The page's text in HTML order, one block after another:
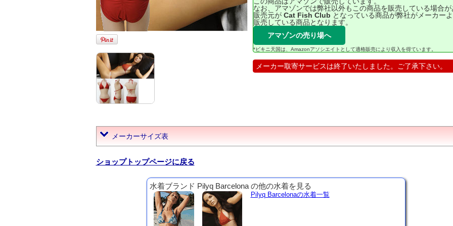
なお、アマゾンでは弊社以外もこの商品を販売している場合が
販売元が Cat Fish Club となっている商品が弊社がメーカー
販売している商品となります。
アマゾンの売り場へ
*ビキニ天国は、Amazonアソシエイトとして適格販売により収入を得ています。
メーカー取寄サービスは終了いたしました。ご了承下さい。
メーカーサイズ表
ショップトップページに戻る
水着ブランド Pilyq Barcelona の他の水着を見る
Pilyq Barcelonaの水着一覧